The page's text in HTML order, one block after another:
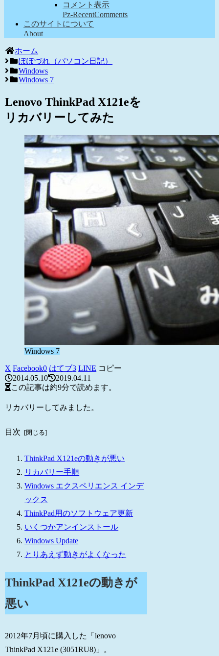
コメント表示
Pz-RecentComments
このサイトについて
About
ホーム
ぽぽづれ（パソコン日記）
Windows
Windows 7
Lenovo ThinkPad X121eを
リカバリーしてみた
Windows 7
X Facebook0 はてブ3 LINE コピー
2014.05.10
2019.04.11
この記事は約9分で読めます。
リカバリーしてみました。
目次
ThinkPad X121eの動きが悪い
リカバリー手順
Windows エクスペリエンス インデ
ックス
ThinkPad用のソフトウェア更新
いくつかアンインストール
Windows Update
とりあえず動きがよくなった
ThinkPad X121eの動きが
悪い
2012年7月頃に購入した「lenovo
ThinkPad X121e (3051RU8)」。